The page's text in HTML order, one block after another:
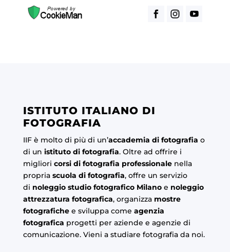
ISTITUTO ITALIANO DI
FOTOGRAFIA
IIF è molto di più di un’accademia di fotografia o
di un istituto di fotografia. Oltre ad offrire i
migliori corsi di fotografia professionalenella
propria scuola di fotografia, offre un servizio
di noleggio studio fotografico Milano e noleggio
attrezzatura fotografica, organizza mostre
fotografichee sviluppa come agenzia
fotografica progetti per aziende e agenzie di
comunicazione. Vieni a studiare fotografia da noi.